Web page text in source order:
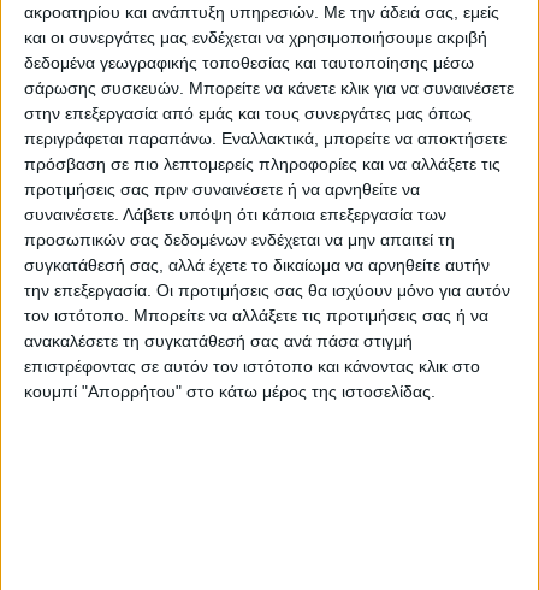
ακροατηρίου και ανάπτυξη υπηρεσιών. Με την άδειά σας, εμείς
και οι συνεργάτες μας ενδέχεται να χρησιμοποιήσουμε ακριβή
δεδομένα γεωγραφικής τοποθεσίας και ταυτοποίησης μέσω
σάρωσης συσκευών. Μπορείτε να κάνετε κλικ για να συναινέσετε
στην επεξεργασία από εμάς και τους συνεργάτες μας όπως
περιγράφεται παραπάνω. Εναλλακτικά, μπορείτε να αποκτήσετε
πρόσβαση σε πιο λεπτομερείς πληροφορίες και να αλλάξετε τις
προτιμήσεις σας πριν συναινέσετε ή να αρνηθείτε να
συναινέσετε. Λάβετε υπόψη ότι κάποια επεξεργασία των
προσωπικών σας δεδομένων ενδέχεται να μην απαιτεί τη
συγκατάθεσή σας, αλλά έχετε το δικαίωμα να αρνηθείτε αυτήν
την επεξεργασία. Οι προτιμήσεις σας θα ισχύουν μόνο για αυτόν
τον ιστότοπο. Μπορείτε να αλλάξετε τις προτιμήσεις σας ή να
ανακαλέσετε τη συγκατάθεσή σας ανά πάσα στιγμή
επιστρέφοντας σε αυτόν τον ιστότοπο και κάνοντας κλικ στο
κουμπί "Απορρήτου" στο κάτω μέρος της ιστοσελίδας.
VIDEO ΤΗΣ ΘΕΣΣΑΛΙΑΣ
Περιπέτεια για τον πρόεδρο του Ε.Κ.Λ
Γιάννη Σκόκα